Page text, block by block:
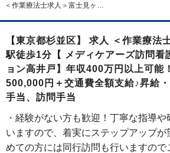
【東京都杉並区】 求人 ＜作業療法
駅徒歩1分【 メディケアーズ訪問看
ョン高井戸】年収400万円以上可能
500,000円＋交通費全額支給♪昇給
手当、訪問手当
・経験がない方も歓迎！丁寧な指導
いますので、着実にステップアップが
めての方には同行訪問も行いますので